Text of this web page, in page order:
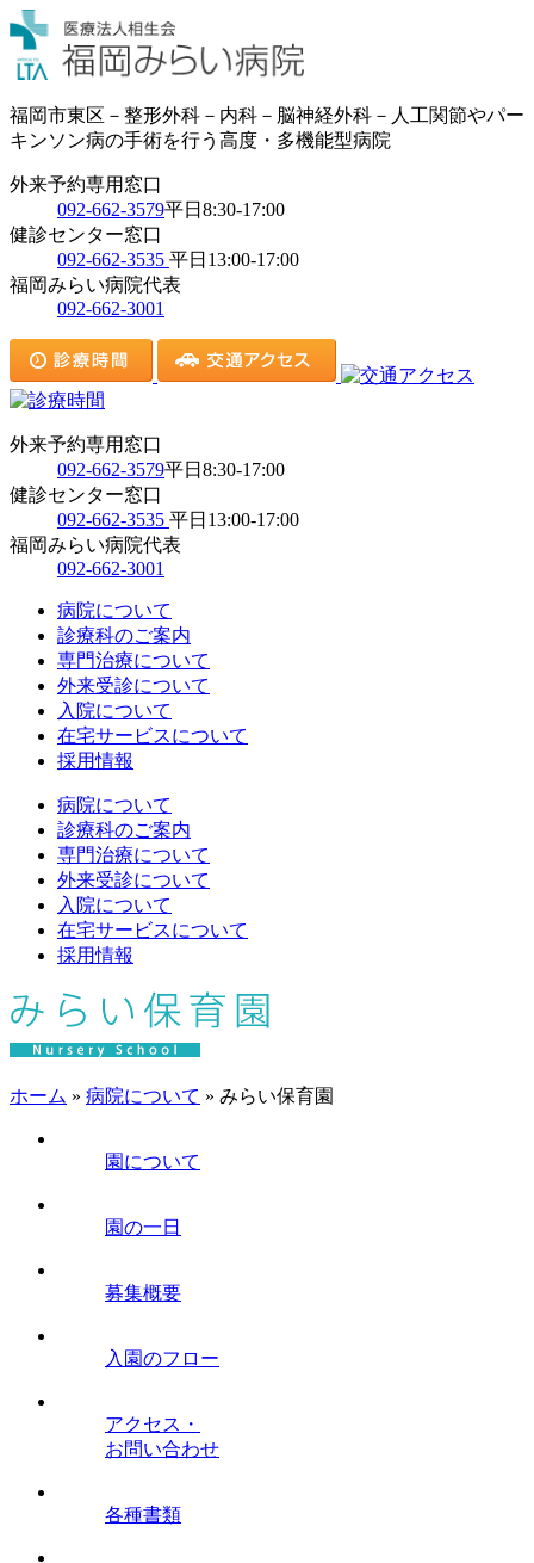
福岡市東区－整形外科－内科－脳神経外科－人工関節やパー
キンソン病の手術を行う高度・多機能型病院
外来予約専用窓口
092-662-3579平日8:30-17:00
健診センター窓口
092-662-3535 平日13:00-17:00
福岡みらい病院代表
092-662-3001
外来予約専用窓口
092-662-3579平日8:30-17:00
健診センター窓口
092-662-3535 平日13:00-17:00
福岡みらい病院代表
092-662-3001
病院について
診療科のご案内
専門治療について
外来受診について
入院について
在宅サービスについて
採用情報
病院について
診療科のご案内
専門治療について
外来受診について
入院について
在宅サービスについて
採用情報
ホーム » 病院について » みらい保育園
園について
園の一日
募集概要
入園のフロー
アクセス・
お問い合わせ
各種書類